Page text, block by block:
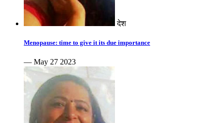
देश
Menopause: time to give it its due importance
— May 27 2023